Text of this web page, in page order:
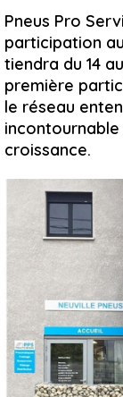
Pneus Pro
participation
tiendra du 14
première
le réseau
croissance.